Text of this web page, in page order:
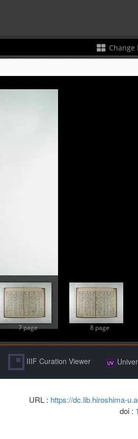
Change
7 page 8 page
IIIF Curation Viewer
URL : https://dc.lib.hiroshima-
doi :